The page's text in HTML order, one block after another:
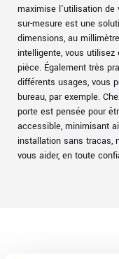
maximise l'utilisation de
sur-mesure est une
dimensions, au
intelligente, vous
pièce. Également très
différents usages, vous
bureau, par exemple.
porte est pensée pour
accessible, minimisant
installation sans tracas,
vous aider, en toute